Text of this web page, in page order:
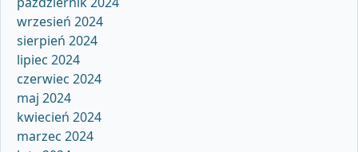
wrzesień 2024
sierpień 2024
lipiec 2024
czerwiec 2024
maj 2024
kwiecień 2024
marzec 2024